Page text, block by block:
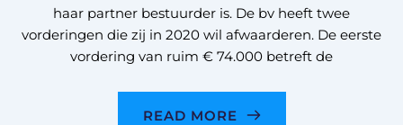
haar partner bestuurder is. De bv heeft twee
vorderingen die zij in 2020 wil afwaarderen. De eerste
vordering van ruim € 74.000 betreft de
READ MORE